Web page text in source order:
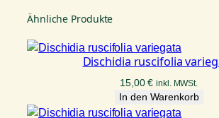
Ähnliche Produkte
Dischidia ruscifolia
15,00€ inkl. MWSt.
In den Warenkorb